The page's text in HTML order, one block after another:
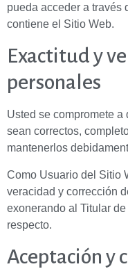
pueda acceder a través
contiene el Sitio Web.
Exactitud y
personales
Usted se compromete
sean correctos,
mantenerlos
Como Usuario del Sitio
veracidad y corrección
exonerando al Titular
respecto.
Aceptación y